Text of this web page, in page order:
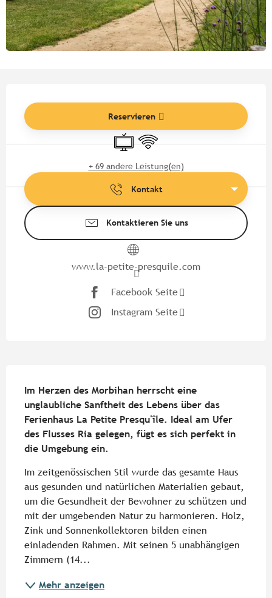
Reservieren
Fernsehen
Wi-Fi
+ 69 andere Leistung(en)
Kontakt
Kontaktieren Sie uns
www.la-petite-presquile.com
Facebook Seite
Instagram Seite
Im Herzen des Morbihan herrscht eine
unglaubliche Sanftheit des Lebens über das
Ferienhaus La Petite Presqu'île. Ideal am Ufer
des Flusses Ria gelegen, fügt es sich perfekt in
die Umgebung ein.
Im zeitgenössischen Stil wurde das gesamte Haus
aus gesunden und natürlichen Materialien gebaut,
um die Gesundheit der Bewohner zu schützen und
mit der umgebenden Natur zu harmonieren. Holz,
Zink und Sonnenkollektoren bilden einen
einladenden Rahmen. Mit seinen 5 unabhängigen
Zimmern (14...
Mehr anzeigen